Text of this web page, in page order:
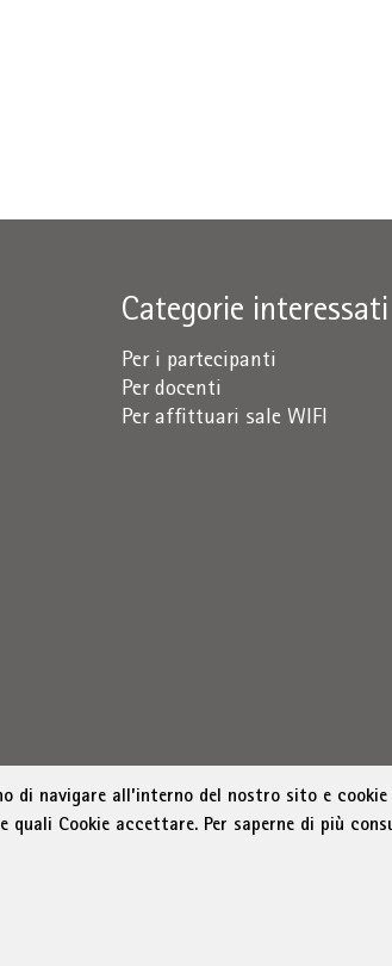
Categorie interessati
Per i partecipanti
Per docenti
Per affittuari sale WIFI
39100 Bolzano
di navigare all’interno del nostro sito e
Cookie accettare. Per saperne di più